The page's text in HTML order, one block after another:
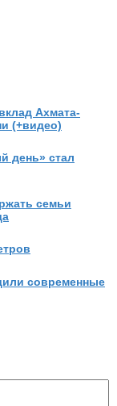
Ахмата-
(+видео)
день» стал
семьи
современные